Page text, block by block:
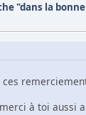
"dans la
à toi aussi